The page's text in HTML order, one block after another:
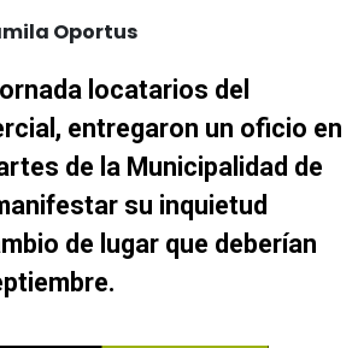
Oportus
locatarios del
entregaron un oficio en
de la Municipalidad de
su inquietud
de lugar que deberían